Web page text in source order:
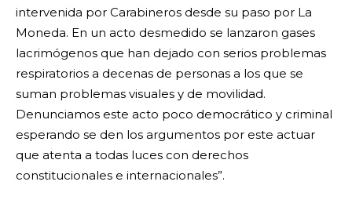
intervenida por Carabineros desde su paso por La
Moneda. En un acto desmedido se lanzaron gases
lacrimógenos que han dejado con serios problemas
respiratorios a decenas de personas a los que se
suman problemas visuales y de movilidad.
Denunciamos este acto poco democrático y criminal
esperando se den los argumentos por este actuar
que atenta a todas luces con derechos
constitucionales e internacionales”.